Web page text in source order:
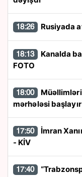
18:26 Rusiyada
18:13
FOTO
18:00
mərhələsi başlayır
17:50
- KİV
17:40